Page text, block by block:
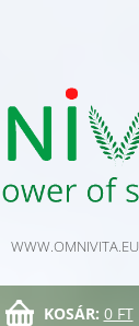
WWW.OMNIVITA.EU
KOSÁR: 0 FT